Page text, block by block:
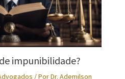
impunibilidade?
/ PorDr. Ademilson